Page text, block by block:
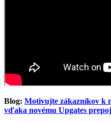
Blog: Motivujte zákazníkov k
vďaka novému Upgates